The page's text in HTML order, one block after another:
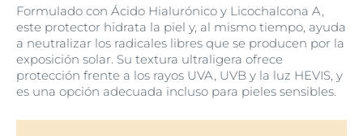
Formulado con Ácido Hialurónico y Licochalcona A,
este protector hidrata la piel y, al mismo tiempo, ayuda
a neutralizar los radicales libres que se producen por la
exposición solar. Su textura ultraligera ofrece
protección frente a los rayos UVA, UVB y la luz HEVIS, y
es una opción adecuada incluso para pieles sensibles.